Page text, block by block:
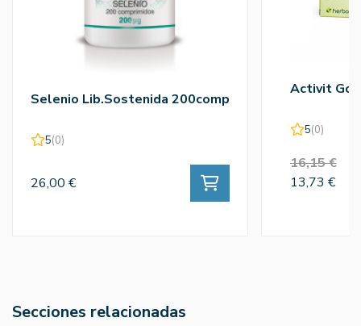
Selenio Lib.Sostenida 200comp
5(0)
26,00 €
Activit
5(0)
16,15 €
13,73 €
Secciones relacionadas